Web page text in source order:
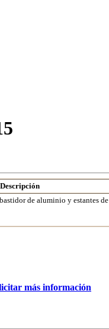
Descripción
de aluminio y estantes de
más información